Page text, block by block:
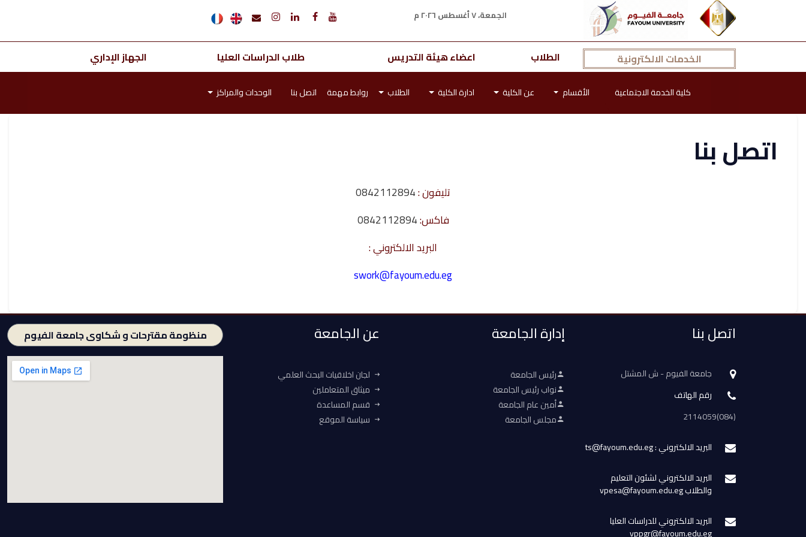
الجمعة، ٧ أغسطس ٢٠٢٦ م
الخدمات الالكترونية الطلاب اعضاء هيئة التدريس طلاب الدراسات العليا الجهاز الإداري
كلية الخدمة الاجتماعية الأقسام عن الكلية ادارة الكلية الطلاب روابط مهمة اتصل بنا الوحدات والمراكز
اتصل بنا
تليفون :0842112894
فاكس:
البريد الالكتروني :
swork@fayoum.edu.eg
اتصل بنا
جامعة الفيوم - ش المشتل
رقم الهاتف
(084)2114059
البريد الالكتروني : ts@fayoum.edu.eg
البريد الالكتروني لشئون التعليم
والطلاب vpesa@fayoum.edu.eg
البريد الالكتروني للدراسات العليا
vppgr@fayoum.edu.eg
إدارة الجامعة
رئيس الجامعة
نواب رئيس الجامعة
أمين عام الجامعة
مجلس الجامعة
عن الجامعة
لجان اخلاقيات البحث العلمي
ميثاق المتعاملين
قسم المساعدة
سياسة الموقع
منظومة مقترحات و شكاوى جامعة الفيوم